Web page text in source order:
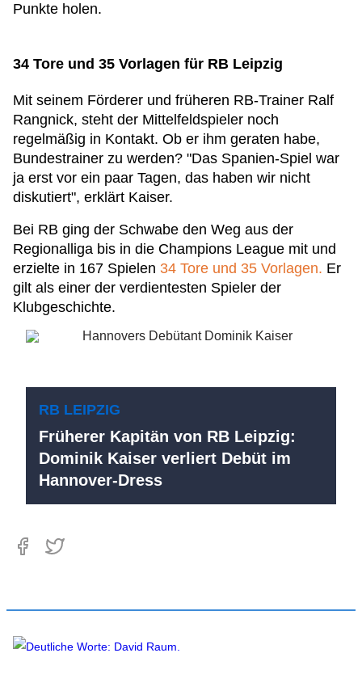
Punkte holen.
34 Tore und 35 Vorlagen für RB Leipzig
Mit seinem Förderer und früheren RB-Trainer Ralf
Rangnick, steht der Mittelfeldspieler noch
regelmäßig in Kontakt. Ob er ihm geraten habe,
Bundestrainer zu werden? "Das Spanien-Spiel war
ja erst vor ein paar Tagen, das haben wir nicht
diskutiert", erklärt Kaiser.
Bei RB ging der Schwabe den Weg aus der
Regionalliga bis in die Champions League mit und
erzielte in 167 Spielen 34 Tore und 35 Vorlagen. Er
gilt als einer der verdientesten Spieler der
Klubgeschichte.
RB LEIPZIG
Früherer Kapitän von RB Leipzig:
Dominik Kaiser verliert Debüt im
Hannover-Dress